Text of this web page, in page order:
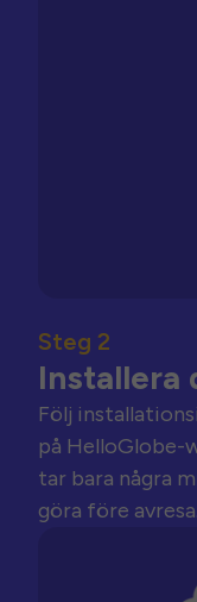
Steg 2
Installera
Följ
på HelloGlobe-
tar bara några
göra före avresa.